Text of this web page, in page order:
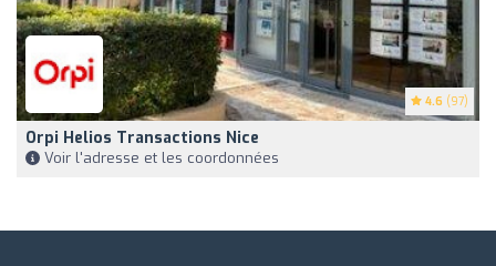
4.6 (97)
Orpi Helios Transactions Nice
Voir l'adresse et les coordonnées